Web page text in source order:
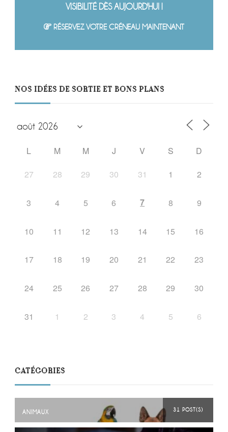
VISIBILITÉ DÈS AUJOURD'HUI !
RÉSERVEZ VOTRE CRÉNEAU MAINTENANT
NOS IDÉES DE SORTIE ET BONS PLANS
L M M J V S
D
27
28 29 30 31 1 2
3 4 5 6 7 8 9
10 11 12 13 14 15 16
17 18 19 20 21 22 23
24 25 26 27 28 29 30
31 1 2 3 4 5 6
CATÉGORIES
ANIMAUX 31 POST(S)